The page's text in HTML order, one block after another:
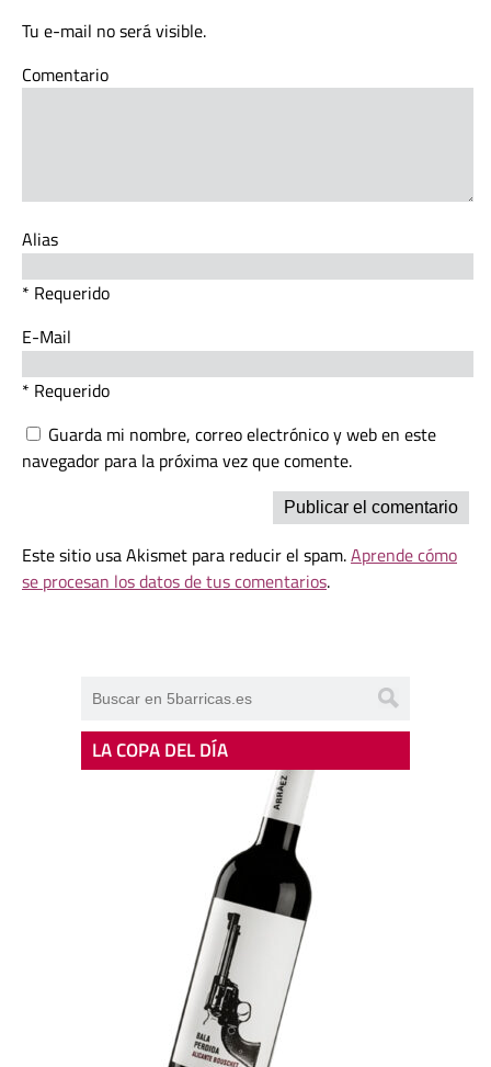
Tu e-mail no será visible.
Comentario
Alias
* Requerido
E-Mail
* Requerido
Guarda mi nombre, correo electrónico y web en este
navegador para la próxima vez que comente.
Este sitio usa Akismet para reducir el spam.Aprende cómo
se procesan los datos de tus comentarios.
LA COPA DEL DÍA